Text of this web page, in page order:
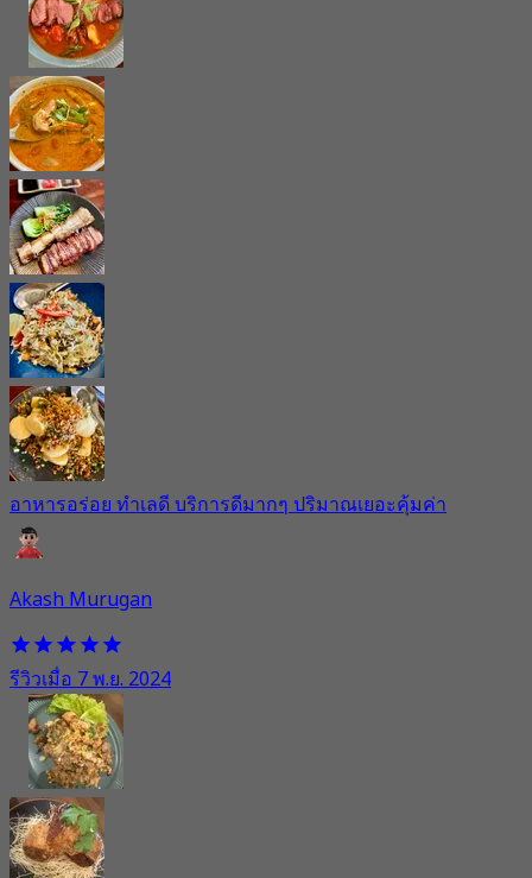
อาหารอร่อย ทำเลดี บริการดีมากๆ ปริมาณเยอะคุ้มค่า
Akash Murugan
รีวิวเมื่อ 7 พ.ย. 2024